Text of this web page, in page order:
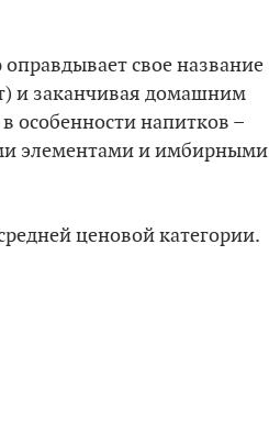
свое название
и заканчивая домашним
особенности напитков –
элементами и имбирными
ценовой категории.